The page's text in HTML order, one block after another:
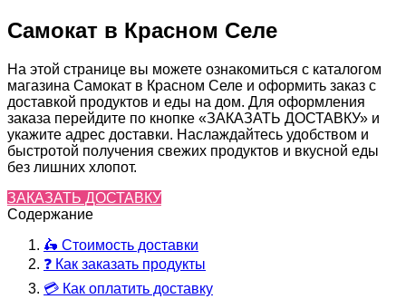
Самокат в Красном Селе
На этой странице вы можете ознакомиться с каталогом
магазина Самокат в Красном Селе и оформить заказ с
доставкой продуктов и еды на дом. Для оформления
заказа перейдите по кнопке «ЗАКАЗАТЬ ДОСТАВКУ» и
укажите адрес доставки. Наслаждайтесь удобством и
быстротой получения свежих продуктов и вкусной еды
без лишних хлопот.
ЗАКАЗАТЬ ДОСТАВКУ
Содержание
🛵 Стоимость доставки
❓ Как заказать продукты
💳 Как оплатить доставку